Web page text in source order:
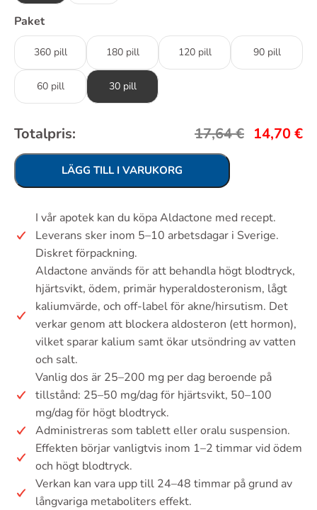
Paket
360 pill 180 pill 120 pill 90 pill
60 pill 30 pill
Totalpris: 17,64€ 14,70€
LÄGG TILL I VARUKORG
I vår apotek kan du köpa Aldactone med recept.
Leverans sker inom 5–10 arbetsdagar i Sverige.
Diskret förpackning.
Aldactone används för att behandla högt blodtryck,
hjärtsvikt, ödem, primär hyperaldosteronism, lågt
kaliumvärde, och off-label för akne/hirsutism. Det
verkar genom att blockera aldosteron (ett hormon),
vilket sparar kalium samt ökar utsöndring av vatten
och salt.
Vanlig dos är 25–200 mg per dag beroende på
tillstånd: 25–50 mg/dag för hjärtsvikt, 50–100
mg/dag för högt blodtryck.
Administreras som tablett eller oralu suspension.
Effekten börjar vanligtvis inom 1–2 timmar vid ödem
och högt blodtryck.
Verkan kan vara upp till 24–48 timmar på grund av
långvariga metaboliters effekt.